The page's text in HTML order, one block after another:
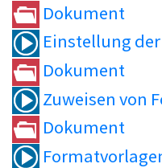
Dokument
Einstellung
Dokument
Zuweisen von
Dokument